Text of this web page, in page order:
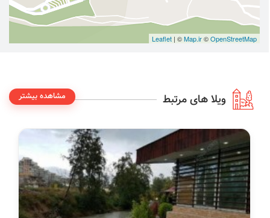
Leaflet | ©Map.ir©OpenStreetMap
ویلا های مرتبط مشاهده بیشتر